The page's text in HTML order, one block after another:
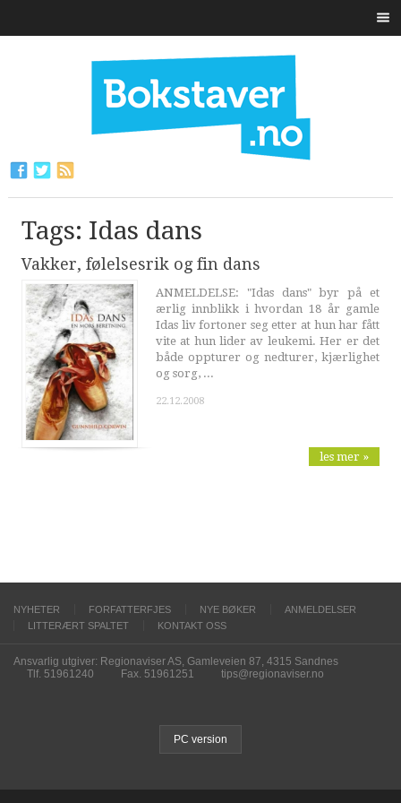
Tags: Idas dans
Vakker, følelsesrik og fin dans
ANMELDELSE: "Idas dans" byr på et
ærlig innblikk i hvordan 18 år gamle
Idas liv fortoner seg etter at hun har fått
vite at hun lider av leukemi. Her er det
både oppturer og nedturer, kjærlighet
og sorg, ...
22.12.2008
les mer »
NYHETER FORFATTERFJES NYE BØKER
ANMELDELSER
LITTERÆRT SPALTET
KONTAKT OSS
Ansvarlig utgiver: Regionaviser AS, Gamleveien 87, 4315 Sandnes
Tlf. 51961240
Fax. 51961251 tips@regionaviser.no
PC version